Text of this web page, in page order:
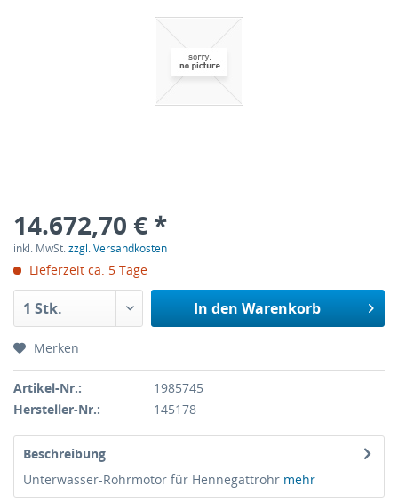
14.672,70 € *
inkl. MwSt.zzgl. Versandkosten
Lieferzeit ca. 5 Tage
In den Warenkorb
Merken
Artikel-Nr.:
1985745
Hersteller-Nr.:
145178
Beschreibung
Unterwasser-Rohrmotor für Hennegattrohr mehr